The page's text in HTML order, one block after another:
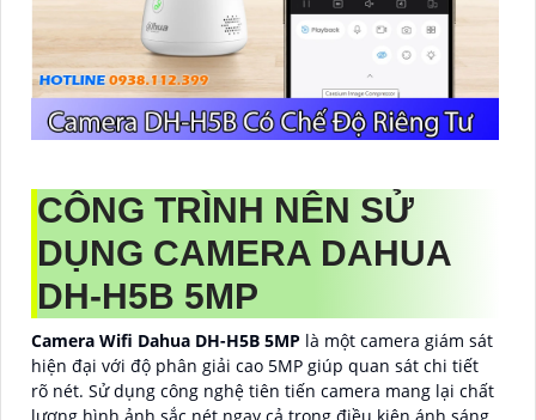
CÔNG TRÌNH NÊN SỬ
DỤNG CAMERA DAHUA
DH-H5B 5MP
Camera Wifi Dahua DH-H5B 5MP là một camera giám sát
hiện đại với độ phân giải cao 5MP giúp quan sát chi tiết
rõ nét. Sử dụng công nghệ tiên tiến camera mang lại chất